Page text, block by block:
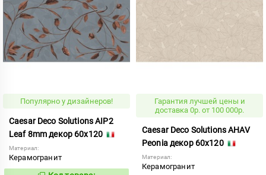
Популярно у дизайнеров!
Caesar Deco Solutions AIP2
Leaf 8mm декор 60x120
Материал:
Керамогранит
Гарантия лучшей цены и
доставка 0р. от 100 000р.
Caesar Deco Solutions AHAV
Peonia декор 60x120
Материал:
Керамогранит